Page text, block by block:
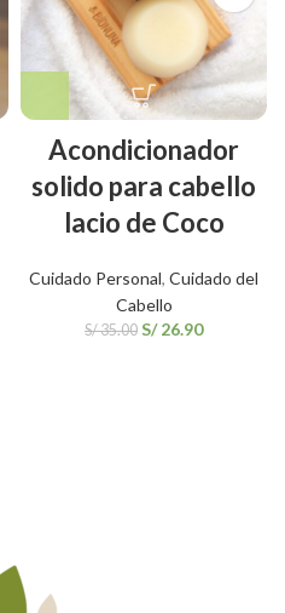
Acondicionador
solido para cabello
lacio de Coco
Cuidado Personal, Cuidado del
Cabello
S/35.00 S/26.90